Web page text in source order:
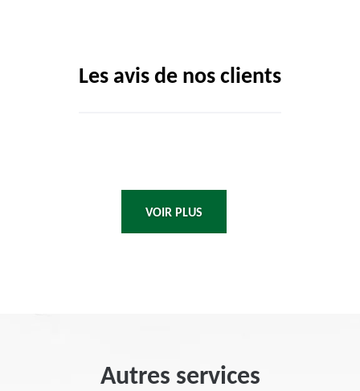
Les avis de nos clients
VOIR PLUS
Autres services